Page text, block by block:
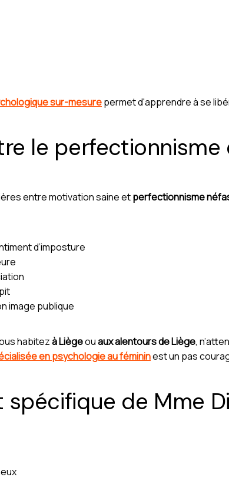
sur-mesurepermet d'apprendre à se
le perfectionnisme
entre motivation saine etperfectionnisme
d’imposture
image publique
habitezà Liègeouaux alentours de Liège,
en psychologie au fémininest un pas
spécifique de Mme